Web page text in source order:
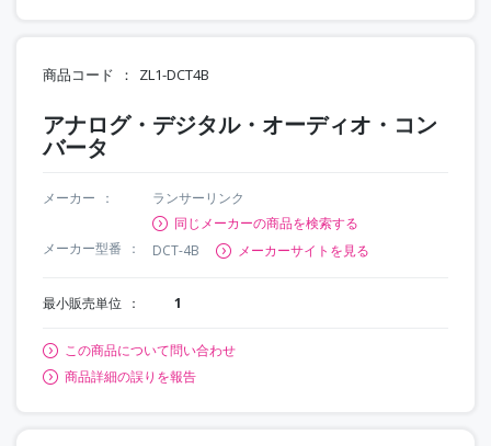
商品コード ZL1-DCT4B
アナログ・デジタル・オーディオ・コン
バータ
メーカー
ランサーリンク
同じメーカーの商品を検索する
メーカー型番
DCT-4B メーカーサイトを見る
最小販売単位 1
この商品について問い合わせ
商品詳細の誤りを報告